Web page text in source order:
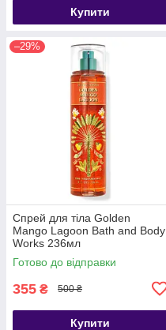
Купити
–29%
Спрей для тіла Golden
Mango Lagoon Bath and Body
Works 236мл
Готово до відправки
355 ₴ 500 ₴
Купити